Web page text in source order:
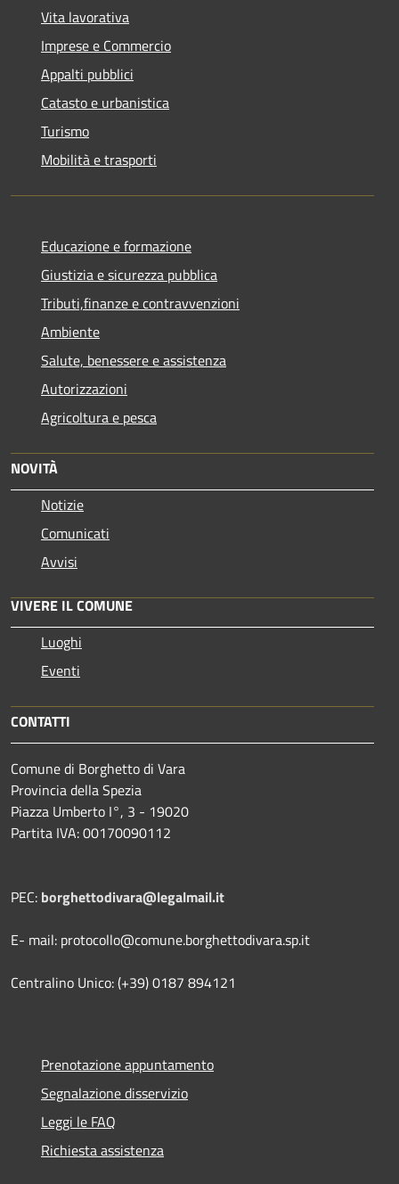
Vita lavorativa
Imprese e Commercio
Appalti pubblici
Catasto e urbanistica
Turismo
Mobilità e trasporti
Educazione e formazione
Giustizia e sicurezza pubblica
Tributi,finanze e contravvenzioni
Ambiente
Salute, benessere e assistenza
Autorizzazioni
Agricoltura e pesca
NOVITÀ
Notizie
Comunicati
Avvisi
VIVERE IL COMUNE
Luoghi
Eventi
CONTATTI
Comune di Borghetto di Vara
Provincia della Spezia
Piazza Umberto I°, 3 - 19020
Partita IVA: 00170090112
PEC: borghettodivara@legalmail.it
E- mail: protocollo@comune.borghettodivara.sp.it
Centralino Unico: (+39) 0187 894121
Prenotazione appuntamento
Segnalazione disservizio
Leggi le FAQ
Richiesta assistenza